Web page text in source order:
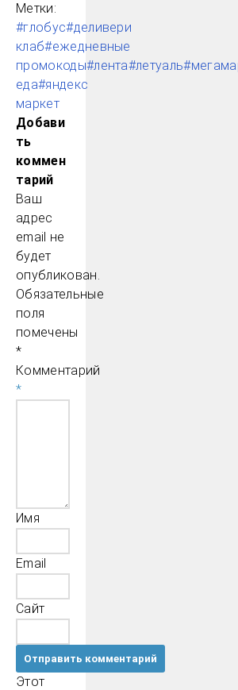
Метки:
#глобус#деливери
клаб#ежедневные
промокоды#лента#летуаль
еда#яндекс
маркет
Добави
ть
коммен
тарий
Ваш
адрес
email не
будет
опубликован.
Обязательные
поля
помечены
*
Комментарий
*
Имя
Email
Сайт
Этот